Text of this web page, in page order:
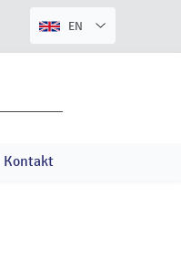
EN
Kontakt